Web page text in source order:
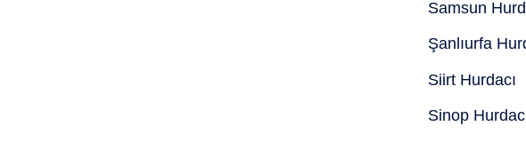
Samsun
Şanlıurfa
Siirt Hurdacı
Sinop